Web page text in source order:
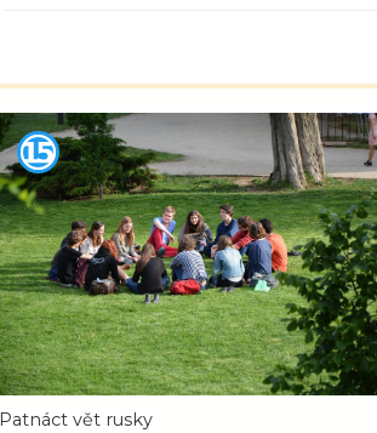
Patnáct vět rusky